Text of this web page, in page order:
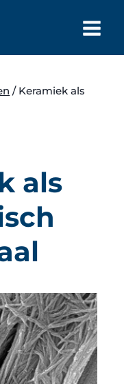
/ Keramiek als
als